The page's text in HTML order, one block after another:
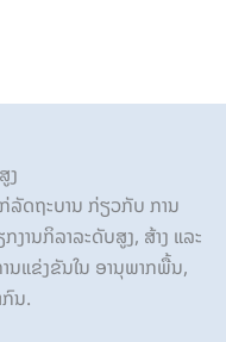
ງ
ລັດຖະບານ ກ່ຽວກັບ ການ
ານກິລາລະດັບສູງ, ສ້າງ ແລະ
ນແຂ່ງຂັນໃນ ອານຸພາກພື້ນ,
ນ.